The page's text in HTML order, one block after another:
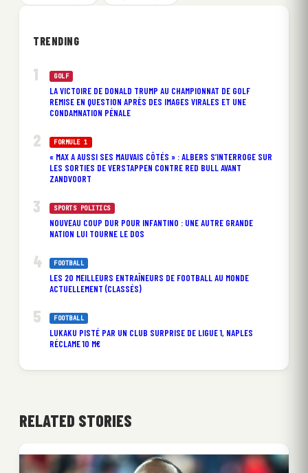
TRENDING
GOLF
LA VICTOIRE DE DONALD TRUMP AU CHAMPIONNAT DE GOLF
REMISE EN QUESTION APRÈS DES IMAGES VIRALES ET UNE
CONDAMNATION PÉNALE
FORMULE 1
« MAX A AUSSI SES MAUVAIS CÔTÉS » : ALBERS S’INTERROGE SUR
LES SORTIES DE VERSTAPPEN CONTRE RED BULL AVANT
ZANDVOORT
SPORTS POLITICS
NOUVEAU COUP DUR POUR INFANTINO : UNE AUTRE GRANDE
NATION LUI TOURNE LE DOS
FOOTBALL
LES 20 MEILLEURS ENTRAÎNEURS DE FOOTBALL AU MONDE
ACTUELLEMENT (CLASSÉS)
FOOTBALL
LUKAKU PISTÉ PAR UN CLUB SURPRISE DE LIGUE 1, NAPLES
RÉCLAME 10 M€
RELATED STORIES